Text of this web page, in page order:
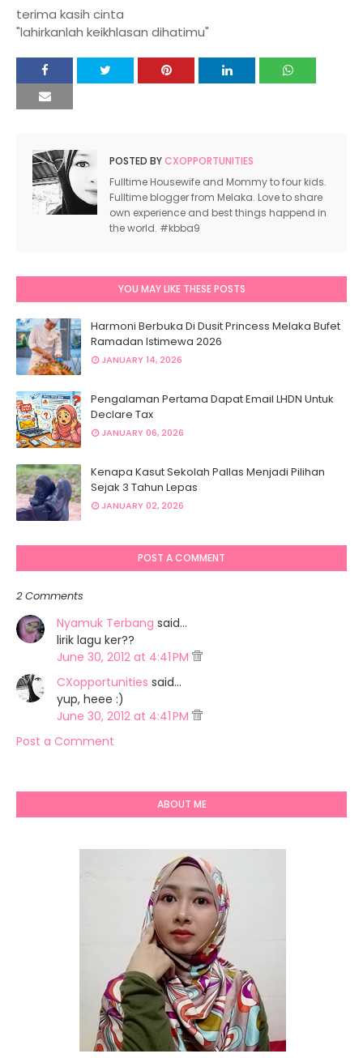
terima kasih cinta
"lahirkanlah keikhlasan dihatimu"
POSTED BYCXOPPORTUNITIES
Fulltime Housewife and Mommy to four kids.
Fulltime blogger from Melaka. Love to share
own experience and best things happend in
the world. #kbba9
YOU MAY LIKE THESE POSTS
Harmoni Berbuka Di Dusit Princess Melaka Bufet
Ramadan Istimewa 2026
JANUARY 14, 2026
Pengalaman Pertama Dapat Email LHDN Untuk
Declare Tax
JANUARY 06, 2026
Kenapa Kasut Sekolah Pallas Menjadi Pilihan
Sejak 3 Tahun Lepas
JANUARY 02, 2026
POST A COMMENT
2 Comments
Nyamuk Terbang said…
lirik lagu ker??
June 30, 2012 at 4:41 PM
CXopportunities said…
yup, heee :)
June 30, 2012 at 4:41 PM
Post a Comment
ABOUT ME